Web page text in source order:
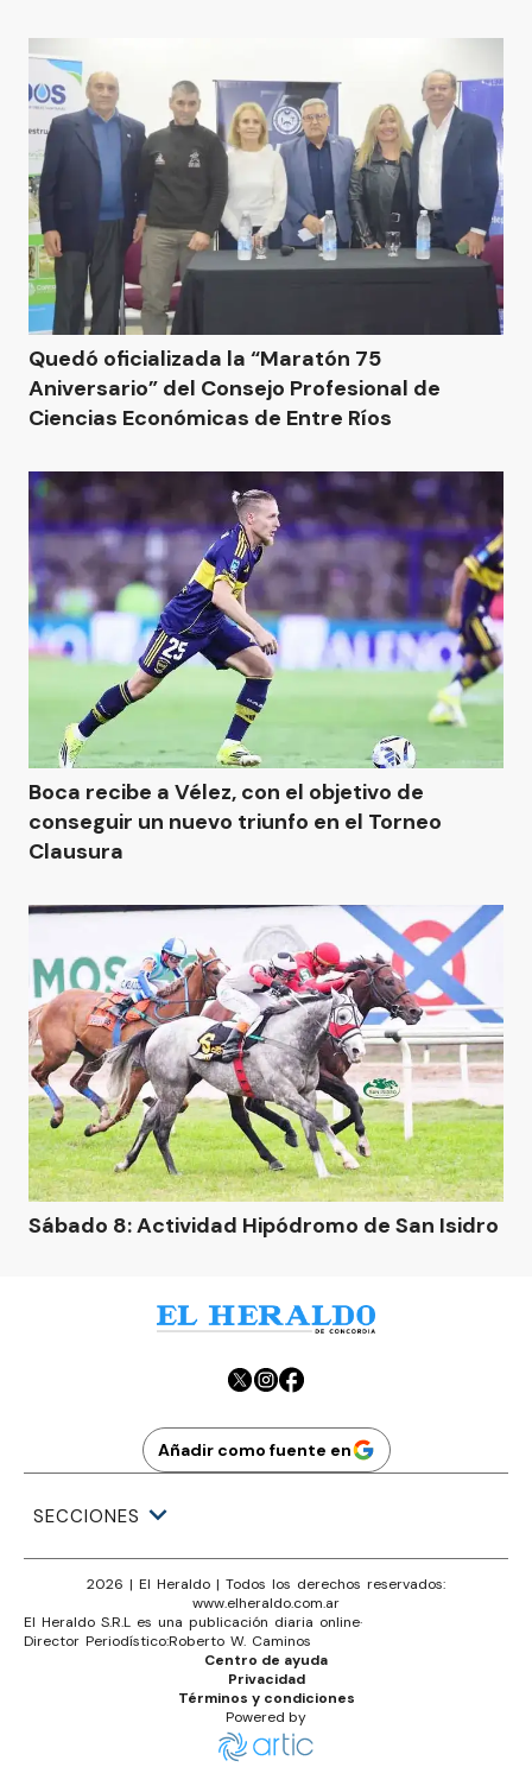
Quedó oficializada la “Maratón 75
Aniversario” del Consejo Profesional de
Ciencias Económicas de Entre Ríos
Boca recibe a Vélez, con el objetivo de
conseguir un nuevo triunfo en el Torneo
Clausura
Sábado 8: Actividad Hipódromo de San Isidro
Añadir como fuente en
SECCIONES
2026 | El Heraldo | Todos los derechos reservados:
www.elheraldo.com.ar
El Heraldo S.R.L es una publicación diaria online·
Director Periodístico:Roberto W. Caminos
Términos y condiciones
Privacidad
Centro de ayuda
Powered by